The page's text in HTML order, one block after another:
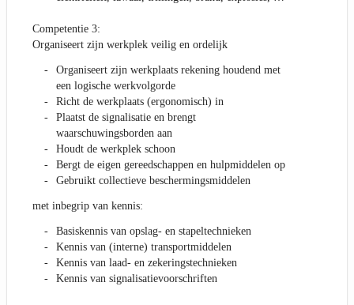
Competentie 3:
Organiseert zijn werkplek veilig en ordelijk
Organiseert zijn werkplaats rekening houdend met
een logische werkvolgorde
Richt de werkplaats (ergonomisch) in
Plaatst de signalisatie en brengt
waarschuwingsborden aan
Houdt de werkplek schoon
Bergt de eigen gereedschappen en hulpmiddelen op
Gebruikt collectieve beschermingsmiddelen
met inbegrip van kennis:
Basiskennis van opslag- en stapeltechnieken
Kennis van (interne) transportmiddelen
Kennis van laad- en zekeringstechnieken
Kennis van signalisatievoorschriften